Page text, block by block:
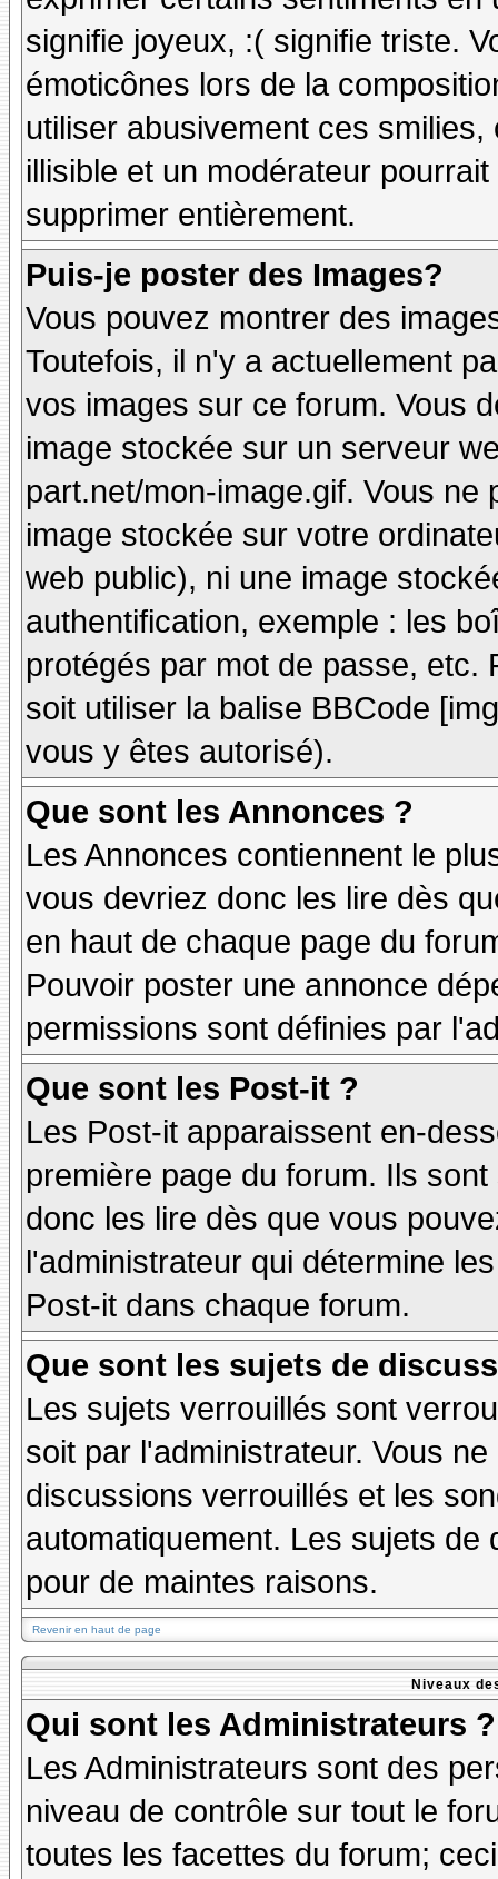
signifie joyeux, :( signifie triste.
émoticônes lors de la
utiliser abusivement ces
illisible et un modérateur
supprimer entièrement.
Puis-je poster des Images?
Vous pouvez montrer des
Toutefois, il n'y a actuellement
vos images sur ce forum. Vous
image stockée sur un serveur
part.net/mon-image.gif. Vous
image stockée sur votre
web public), ni une image
authentification, exemple : les
protégés par mot de passe, etc.
soit utiliser la balise BBCode
vous y êtes autorisé).
Que sont les Annonces ?
Les Annonces contiennent le
vous devriez donc les lire dès
en haut de chaque page du
Pouvoir poster une annonce
permissions sont définies par
Que sont les Post-it ?
Les Post-it apparaissent en-
première page du forum. Ils
donc les lire dès que vous
l'administrateur qui détermine
Post-it dans chaque forum.
Que sont les sujets de
Les sujets verrouillés sont
soit par l'administrateur. Vous
discussions verrouillés et les
automatiquement. Les sujets
pour de maintes raisons.
Revenir en haut de page
Niveaux
Qui sont les Administrateurs ?
Les Administrateurs sont des
niveau de contrôle sur tout le
toutes les facettes du forum;